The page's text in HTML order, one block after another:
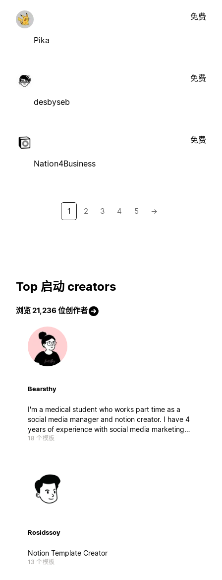
Pika
免费
desbyseb
免费
Nation4Business
免费
1 2 3 4 5 →
Top 启动 creators
浏览 21,236 位创作者
Bearsthy
I'm a medical student who works part time as a
social media manager and notion creator. I have 4
years of experience with social media marketing
and my main aim is to help people stay productive
18 个模板
Rosidssoy
Notion Template Creator
13 个模板